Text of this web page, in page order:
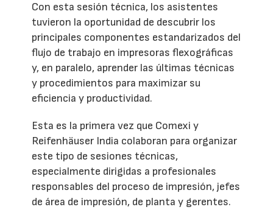
Con esta sesión técnica, los asistentes
tuvieron la oportunidad de descubrir los
principales componentes estandarizados del
flujo de trabajo en impresoras flexográficas
y, en paralelo, aprender las últimas técnicas
y procedimientos para maximizar su
eficiencia y productividad.
Esta es la primera vez que Comexi y
Reifenhäuser India colaboran para organizar
este tipo de sesiones técnicas,
especialmente dirigidas a profesionales
responsables del proceso de impresión, jefes
de área de impresión, de planta y gerentes.